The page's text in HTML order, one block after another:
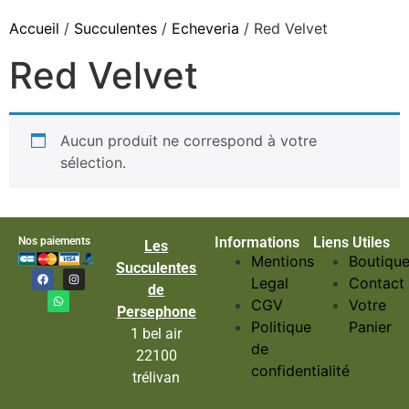
Accueil / Succulentes / Echeveria / Red Velvet
Red Velvet
Aucun produit ne correspond à votre
sélection.
Nos paiements
Les
Succulentes
de
Persephone
1 bel air
22100
trélivan
Informations
Mentions
Legal
CGV
Politique
de
confidentialité
Liens Utiles
Contact
Votre
Panier